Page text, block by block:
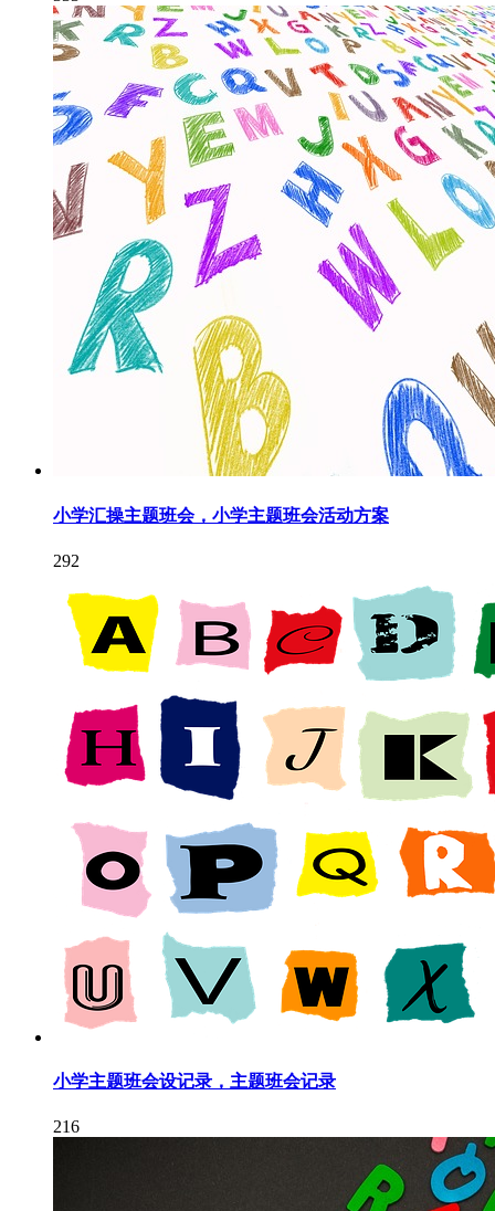
小学汇操主题班会，小学主题班会活动方案
292
小学主题班会设记录，主题班会记录
216